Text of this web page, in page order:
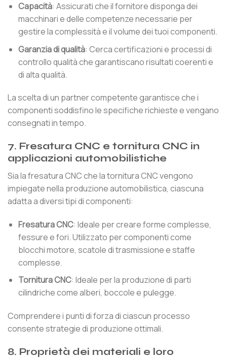
Capacità: Assicurati che il fornitore disponga dei
macchinari e delle competenze necessarie per
gestire la complessità e il volume dei tuoi componenti.
Garanzia di qualità: Cerca certificazioni e processi di
controllo qualità che garantiscano risultati coerenti e
di alta qualità.
La scelta di un partner competente garantisce che i
componenti soddisfino le specifiche richieste e vengano
consegnati in tempo.
7. Fresatura CNC e tornitura CNC in
applicazioni automobilistiche
Sia la fresatura CNC che la tornitura CNC vengono
impiegate nella produzione automobilistica, ciascuna
adatta a diversi tipi di componenti:
Fresatura CNC: Ideale per creare forme complesse,
fessure e fori. Utilizzato per componenti come
blocchi motore, scatole di trasmissione e staffe
complesse.
Tornitura CNC: Ideale per la produzione di parti
cilindriche come alberi, boccole e pulegge.
Comprendere i punti di forza di ciascun processo
consente strategie di produzione ottimali.
8. Proprietà dei materiali e loro